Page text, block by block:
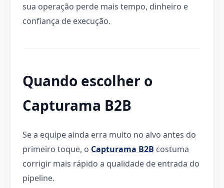
sua operação perde mais tempo, dinheiro e
confiança de execução.
Quando escolher o
Capturama B2B
Se a equipe ainda erra muito no alvo antes do
primeiro toque, o Capturama B2B costuma
corrigir mais rápido a qualidade de entrada do
pipeline.